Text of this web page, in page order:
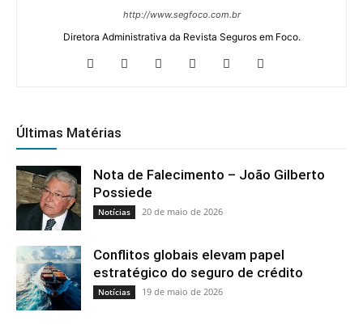
http://www.segfoco.com.br
Diretora Administrativa da Revista Seguros em Foco.
Últimas Matérias
Nota de Falecimento – João Gilberto
Possiede
Notícias 20 de maio de 2026
Conflitos globais elevam papel
estratégico do seguro de crédito
Notícias 19 de maio de 2026